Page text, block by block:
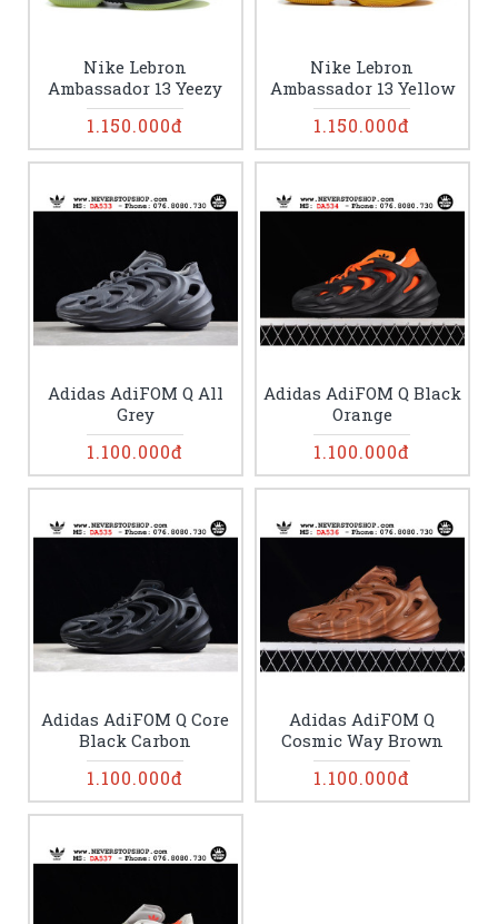
Nike Lebron
Ambassador 13 Yeezy
1.150.000đ
Nike Lebron
Ambassador 13 Yellow
1.150.000đ
Adidas AdiFOM Q All
Grey
1.100.000đ
Adidas AdiFOM Q Black
Orange
1.100.000đ
Adidas AdiFOM Q Core
Black Carbon
1.100.000đ
Adidas AdiFOM Q
Cosmic Way Brown
1.100.000đ